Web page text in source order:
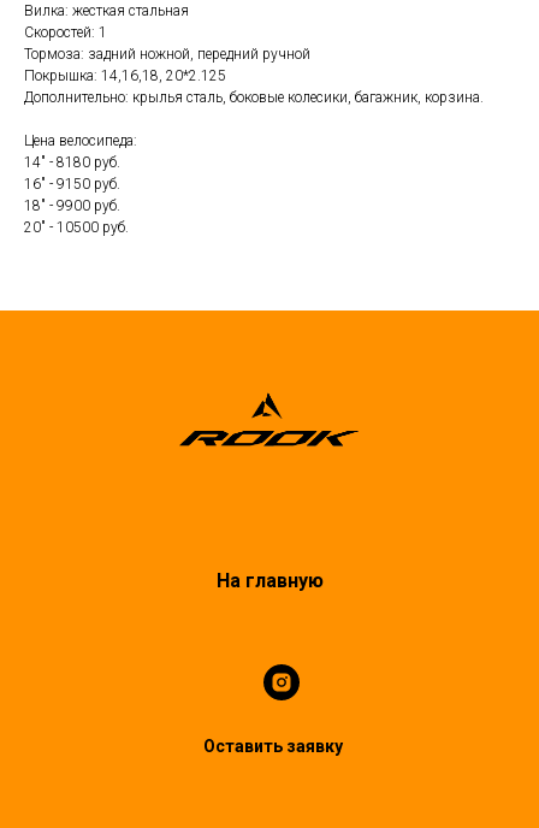
Вилка: жесткая стальная
Скоростей: 1
Тормоза: задний ножной, передний ручной
Покрышка: 14,16,18, 20*2.125
Дополнительно: крылья сталь, боковые колесики, багажник, корзина.
Цена велосипеда:
14" - 8180 руб.
16" - 9150 руб.
18" - 9900 руб.
20" - 10500 руб.
На главную
Оставить заявку